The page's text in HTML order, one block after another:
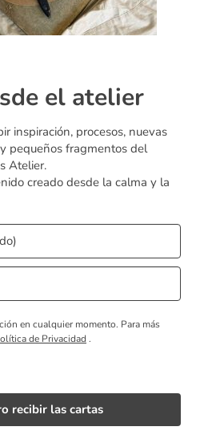
el atelier
inspiración, procesos, nuevas
pequeños fragmentos del
Atelier.
creado desde la calma y la
en cualquier momento. Para más
de Privacidad .
recibir las cartas